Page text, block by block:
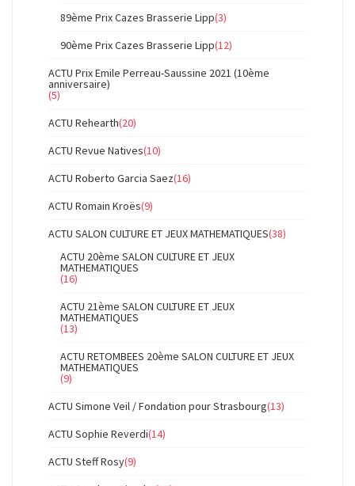
89ème Prix Cazes Brasserie Lipp(3)
90ème Prix Cazes Brasserie Lipp(12)
ACTU Prix Emile Perreau-Saussine 2021 (10ème
anniversaire)
(5)
ACTU Rehearth(20)
ACTU Revue Natives(10)
ACTU Roberto Garcia Saez(16)
ACTU Romain Kroës(9)
ACTU SALON CULTURE ET JEUX MATHEMATIQUES(38)
ACTU 20ème SALON CULTURE ET JEUX
MATHEMATIQUES
(16)
ACTU 21ème SALON CULTURE ET JEUX
MATHEMATIQUES
(13)
ACTU RETOMBEES 20ème SALON CULTURE ET JEUX
MATHEMATIQUES
(9)
ACTU Simone Veil / Fondation pour Strasbourg(13)
ACTU Sophie Reverdi(14)
ACTU Steff Rosy(9)